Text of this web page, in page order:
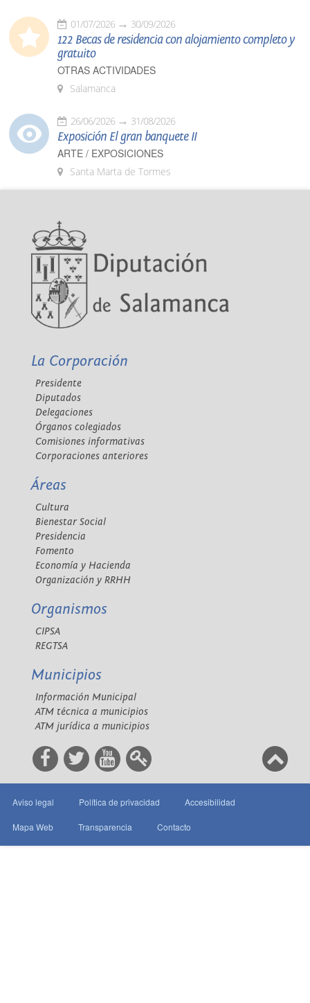
01/07/2026 30/09/2026
122 Becas de residencia con alojamiento completo y
gratuito
OTRAS ACTIVIDADES
Salamanca
26/06/2026 31/08/2026
Exposición El gran banquete II
ARTE / EXPOSICIONES
Santa Marta de Tormes
La Corporación
Presidente
Diputados
Delegaciones
Órganos colegiados
Comisiones informativas
Corporaciones anteriores
Áreas
Cultura
Bienestar Social
Presidencia
Fomento
Economía y Hacienda
Organización y RRHH
Organismos
CIPSA
REGTSA
Municipios
Información Municipal
ATM técnica a municipios
ATM jurídica a municipios
Aviso legal Política de privacidad Accesibilidad
Mapa Web Transparencia Contacto